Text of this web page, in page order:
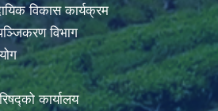
विकास कार्यक्रम
विभाग
कार्यालय